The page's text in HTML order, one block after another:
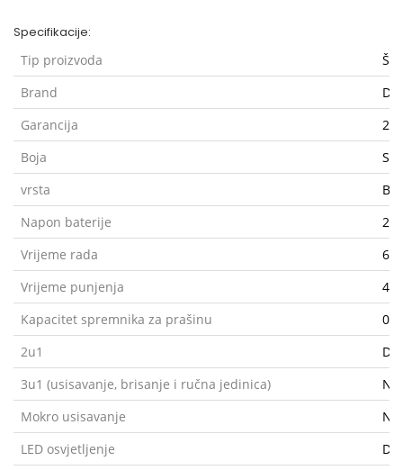
Specifikacije:
Tip proizvoda
Brand
Garancija
2
Boja
vrsta
Napon baterije
Vrijeme rada
60
Vrijeme punjenja
Kapacitet spremnika za prašinu
2u1
Da
3u1 (usisavanje, brisanje i ručna jedinica)
Ne
Mokro usisavanje
Ne
LED osvjetljenje
Da